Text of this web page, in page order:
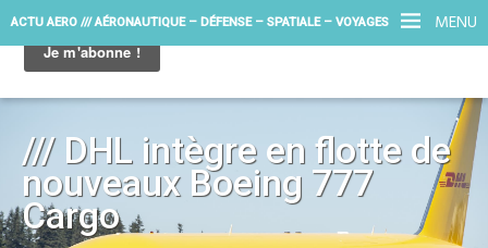
MENU
ACTU AERO /// AÉRONAUTIQUE – DÉFENSE – SPATIALE – VOYAGES
/// DHL intègre en flotte de
nouveaux Boeing 777
Cargo